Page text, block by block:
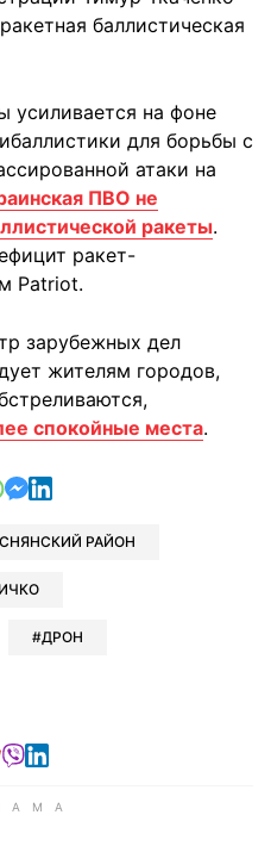
баллистическая
усиливается на фоне
для борьбы с
атаки на
ПВО не
ракеты.
ракет-
Patriot.
зарубежных дел
жителям городов,
спокойные места.
Telegram
в Facebook
в Xв Viber
отправить в Whatsapp
отправить в Messenger
отправить в LinkedIn
РАЙОН
ДРОН
Telegram
в Facebook
в X
Читайте в Google news
Читайте в Viber
Читайте в LinkedIn